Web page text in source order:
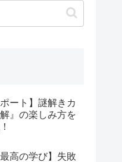
ポート】謎解きカ
』の楽しみ方を
最高の学び】失敗